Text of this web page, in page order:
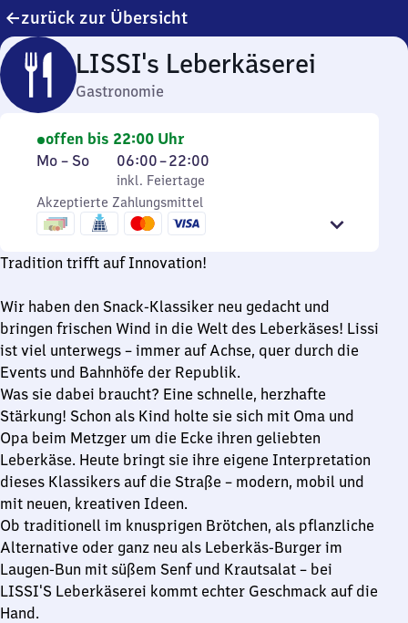
zurück zur Übersicht
LISSI's Leberkäserei
Gastronomie
offen bis 22:00 Uhr
Montag
Sonntag
Mo – So,
inkl. Feiertage
06:00–22:00
Von
6
Uhr
bis
Uhr
inkl. Feiertage
Akzeptierte Zahlungsmittel
Tradition trifft auf Innovation!
Wir haben den Snack-Klassiker neu gedacht und
bringen frischen Wind in die Welt des Leberkäses! Lissi
ist viel unterwegs – immer auf Achse, quer durch die
Events und Bahnhöfe der Republik.
Was sie dabei braucht? Eine schnelle, herzhafte
Stärkung! Schon als Kind holte sie sich mit Oma und
Opa beim Metzger um die Ecke ihren geliebten
Leberkäse. Heute bringt sie ihre eigene Interpretation
dieses Klassikers auf die Straße – modern, mobil und
mit neuen, kreativen Ideen.
Ob traditionell im knusprigen Brötchen, als pflanzliche
Alternative oder ganz neu als Leberkäs-Burger im
Laugen-Bun mit süßem Senf und Krautsalat – bei
LISSI'S Leberkäserei kommt echter Geschmack auf die
Hand.